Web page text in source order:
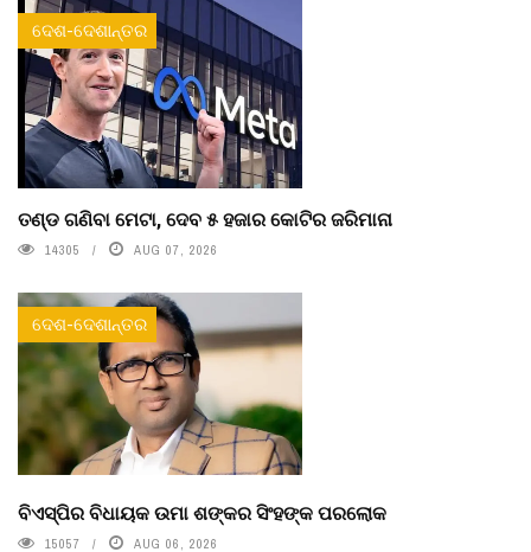
ଦେଶ-ଦେଶାନ୍ତର
ତଣ୍ଡ ଗଣିବା ମେଟା, ଦେବ ୫ ହଜାର କୋଟିର ଜରିମାନା
14305 AUG 07, 2026
ଦେଶ-ଦେଶାନ୍ତର
ବିଏସ୍‌ପିର ବିଧାୟକ ଉମା ଶଙ୍କର ସିଂହଙ୍କ ପରଲୋକ
15057 AUG 06, 2026